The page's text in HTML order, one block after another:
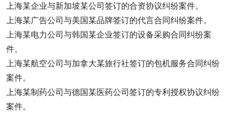
上海某企业与新加坡某公司签订的合资协议纠纷案件。
上海某广告公司与美国某品牌签订的代言合同纠纷案件。
上海某电力公司与韩国某企业签订的设备采购合同纠纷案
件。
上海某航空公司与加拿大某旅行社签订的包机服务合同纠纷
案件。
上海某制药公司与德国某医药公司签订的专利授权协议纠纷
案件。